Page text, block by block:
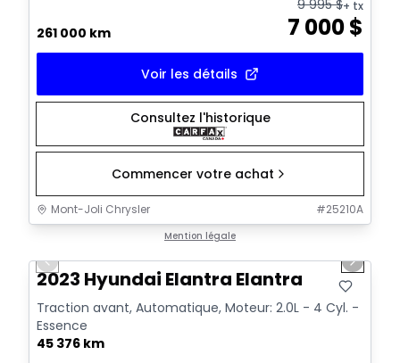
261 000 km 7 000$
9 995$+ tx
Voir les détails
Consultez l'historique
Commencer votre achat
Mont-Joli Chrysler #25210A
Mention légale
Vidéo disponible
Previous slide Next
2023 Hyundai Elantra Elantra
Traction avant, Automatique, Moteur: 2.0L - 4 Cyl. -
Essence
45 376 km